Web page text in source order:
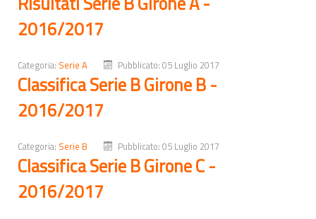
2016/2017
Categoria: Serie A Pubblicato: 05 Luglio 2017
Classifica Serie B Girone B -
2016/2017
Categoria: Serie B Pubblicato: 05 Luglio 2017
Classifica Serie B Girone C -
2016/2017